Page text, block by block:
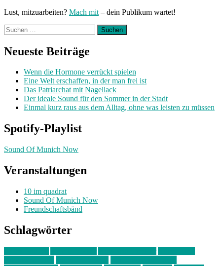
Lust, mitzuarbeiten? Mach mit – dein Publikum wartet!
Suchen
nach:
Neueste Beiträge
Wenn die Hormone verrückt spielen
Eine Welt erschaffen, in der man frei ist
Das Patriarchat mit Nagellack
Der ideale Sound für den Sommer in der Stadt
Einmal kurz raus aus dem Alltag, ohne was leisten zu müssen
Spotify-Playlist
Sound Of Munich Now
Veranstaltungen
10 im quadrat
Sound Of Munich Now
Freundschaftsbänd
Schlagwörter